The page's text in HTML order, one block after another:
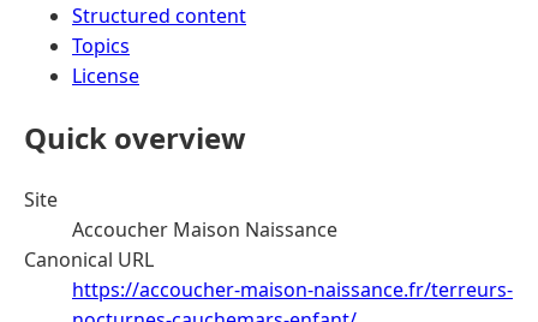
Structured content
Topics
License
Quick overview
Site
Accoucher Maison Naissance
Canonical URL
https://accoucher-maison-naissance.fr/terreurs-